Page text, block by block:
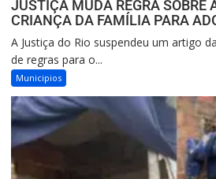
JUSTIÇA MUDA REGRA SOBRE
CRIANÇA DA FAMÍLIA PARA
A Justiça do Rio suspendeu um artigo
de regras para o...
Municipios